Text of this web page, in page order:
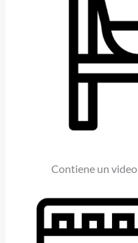
Contiene un